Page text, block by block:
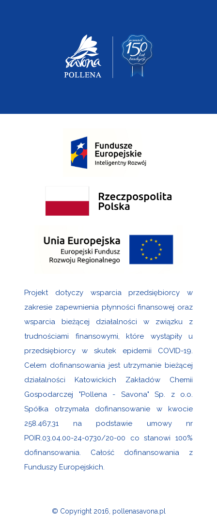
Projekt dotyczy wsparcia przedsiębiorcy w
zakresie zapewnienia płynności finansowej oraz
wsparcia bieżącej działalności w związku z
trudnościami finansowymi, które wystąpiły u
przedsiębiorcy w skutek epidemii COVID-19.
Celem dofinansowania jest utrzymanie bieżącej
działalności Katowickich Zakładów Chemii
Gospodarczej "Pollena - Savona" Sp. z o.o.
Spółka otrzymała dofinansowanie w kwocie
258.467,31 na podstawie umowy nr
POIR.03.04.00-24-0730/20-00 co stanowi 100%
dofinansowania. Całość dofinansowania z
Funduszy Europejskich.
© Copyright 2016, pollenasavona.pl